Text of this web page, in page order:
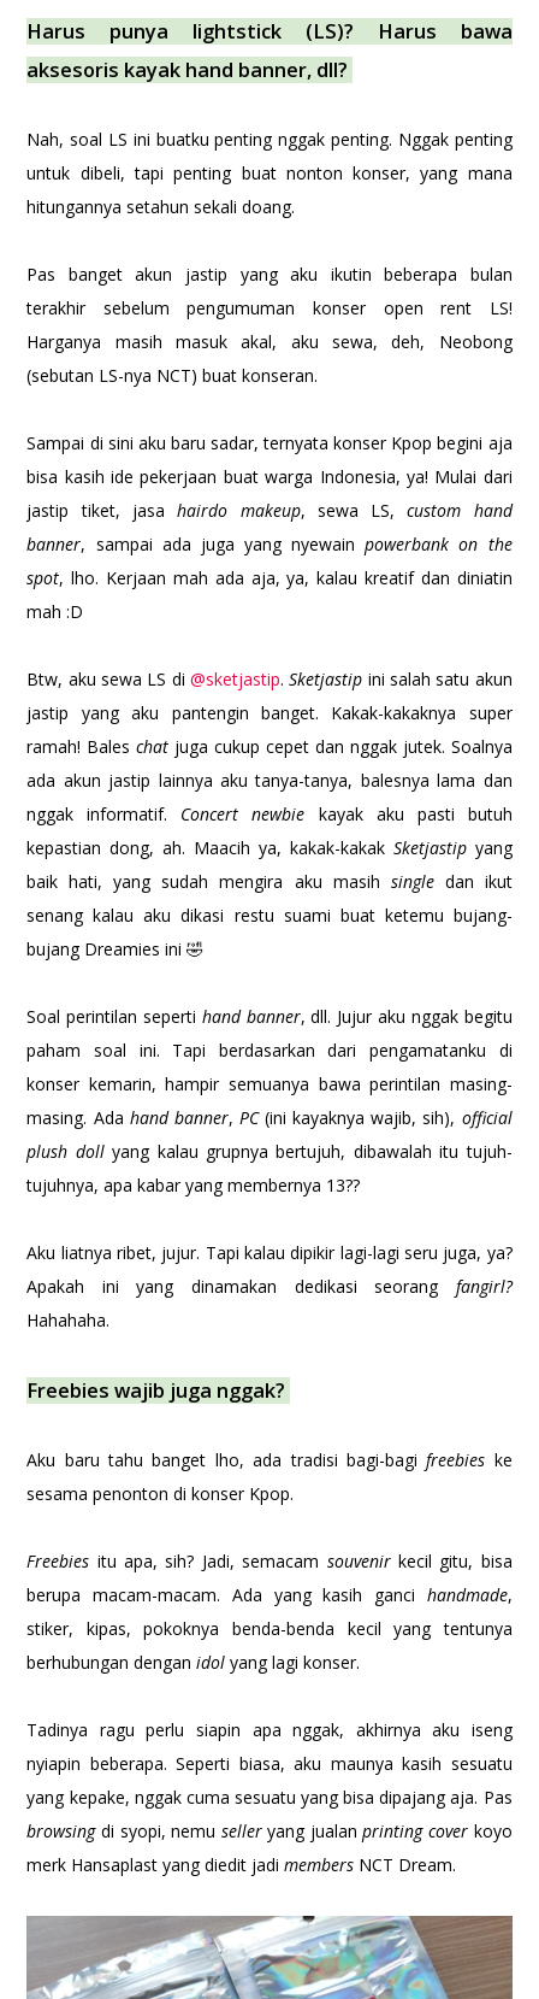
Harus punya lightstick (LS)? Harus bawa
aksesoris kayak hand banner, dll?
Nah, soal LS ini buatku penting nggak penting. Nggak penting
untuk dibeli, tapi penting buat nonton konser, yang mana
hitungannya setahun sekali doang.
Pas banget akun jastip yang aku ikutin beberapa bulan
terakhir sebelum pengumuman konser open rent LS!
Harganya masih masuk akal, aku sewa, deh, Neobong
(sebutan LS-nya NCT) buat konseran.
Sampai di sini aku baru sadar, ternyata konser Kpop begini aja
bisa kasih ide pekerjaan buat warga Indonesia, ya! Mulai dari
jastip tiket, jasahairdo makeup, sewa LS,custom hand
banner, sampai ada juga yang nyewainpowerbank on the
spot, lho. Kerjaan mah ada aja, ya, kalau kreatif dan diniatin
mah :D
Btw, aku sewa LS di @sketjastip.Sketjastip ini salah satu akun
jastip yang aku pantengin banget. Kakak-kakaknya super
ramah! Baleschat juga cukup cepet dan nggak jutek. Soalnya
ada akun jastip lainnya aku tanya-tanya, balesnya lama dan
nggak informatif. Concert newbie kayak aku pasti butuh
kepastian dong, ah. Maacih ya, kakak-kakak Sketjastip yang
baik hati, yang sudah mengira aku masih singledan ikut
senang kalau aku dikasi restu suami buat ketemu bujang-
bujang Dreamies ini 🤣
Soal perintilan seperti hand banner, dll. Jujur aku nggak begitu
paham soal ini. Tapi berdasarkan dari pengamatanku di
konser kemarin, hampir semuanya bawa perintilan masing-
masing. Ada hand banner, PC(ini kayaknya wajib, sih), official
plush dollyang kalau grupnya bertujuh, dibawalah itu tujuh-
tujuhnya, apa kabar yang membernya 13??
Aku liatnya ribet, jujur. Tapi kalau dipikir lagi-lagi seru juga, ya?
Apakah ini yang dinamakan dedikasi seorang fangirl?
Hahahaha.
Freebies wajib juga nggak?
Aku baru tahu banget lho, ada tradisi bagi-bagifreebies ke
sesama penonton di konser Kpop.
Freebies itu apa, sih? Jadi, semacam souvenirkecil gitu, bisa
berupa macam-macam. Ada yang kasih ganci handmade,
stiker, kipas, pokoknya benda-benda kecil yang tentunya
berhubungan denganidol yang lagi konser.
Tadinya ragu perlu siapin apa nggak, akhirnya aku iseng
nyiapin beberapa. Seperti biasa, aku maunya kasih sesuatu
yang kepake, nggak cuma sesuatu yang bisa dipajang aja. Pas
browsingdi syopi, nemu selleryang jualanprinting cover koyo
merk Hansaplast yang diedit jadimembers NCT Dream.